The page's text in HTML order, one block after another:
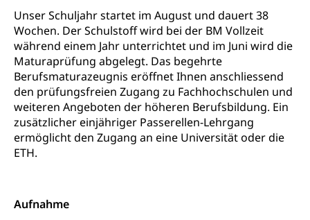
Unser Schuljahr startet im August und dauert 38
Wochen. Der Schulstoff wird bei der BM Vollzeit
während einem Jahr unterrichtet und im Juni wird die
Maturaprüfung abgelegt. Das begehrte
Berufsmaturazeugnis eröffnet Ihnen anschliessend
den prüfungsfreien Zugang zu Fachhochschulen und
weiteren Angeboten der höheren Berufsbildung. Ein
zusätzlicher einjähriger Passerellen-Lehrgang
ermöglicht den Zugang an eine Universität oder die
ETH.
Aufnahme
Grundbuchplan mit Eigentümerabfrage
(Geoportal)
Luft und Klima
Luftreinhaltung, Luftverschmutzung, Klimaschutz,
Klimaveränderung, Treibhauseffekt
Atmosphäre, Luft, Klima (Geoportal)
Klima
Raumplanung
Raumplan, Nutzungsplan
Raumdatenpool
Richtplanung Kanton Luzern (ARE)